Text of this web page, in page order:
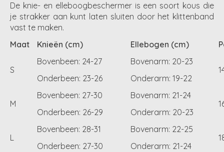
De knie- en elleboogbeschermer is een soort kous die
je strakker aan kunt laten sluiten door het klittenband
vast te maken.
Maat
Knieën (cm) Ellebogen (cm)
S
Bovenbeen: 24-27
Onderbeen: 23-26
Bovenarm: 20-23
Onderarm: 19-22
M
Bovenbeen: 27-30
Onderbeen: 26-29
Bovenarm: 21-24
Onderarm: 20-23
L
Bovenbeen: 28-31
Onderbeen: 27-30
Bovenarm: 22-25
Onderarm: 21-24